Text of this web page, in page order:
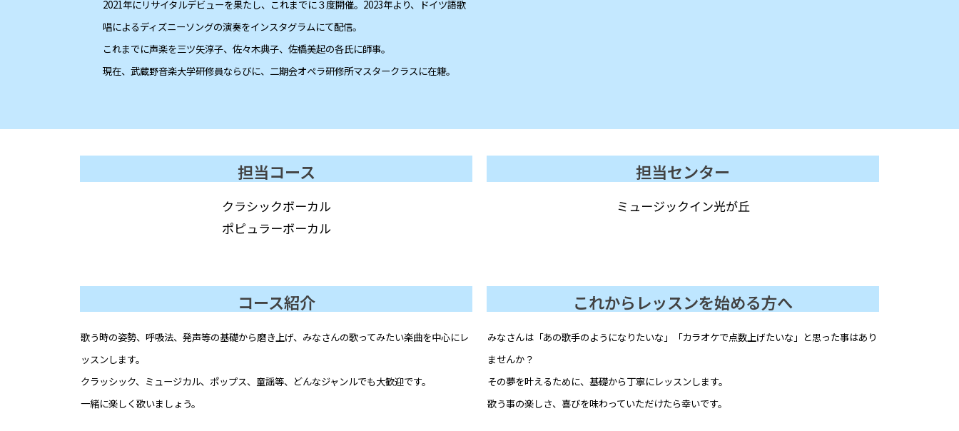
2021年にリサイタルデビューを果たし、これまでに３度開催。2023年より、ドイツ語歌
唱によるディズニーソングの演奏をインスタグラムにて配信。
これまでに声楽を三ツ矢淳子、佐々木典子、佐橋美起の各氏に師事。
現在、武蔵野音楽大学研修員ならびに、二期会オペラ研修所マスタークラスに在籍。
担当コース
クラシックボーカル
ポピュラーボーカル
担当センター
ミュージックイン光が丘
コース紹介
歌う時の姿勢、呼吸法、発声等の基礎から磨き上げ、みなさんの歌ってみたい楽曲を中心にレ
ッスンします。
クラッシック、ミュージカル、ポップス、童謡等、どんなジャンルでも大歓迎です。
一緒に楽しく歌いましょう。
これからレッスンを始める方へ
みなさんは「あの歌手のようになりたいな」「カラオケで点数上げたいな」と思った事はあり
ませんか？
その夢を叶えるために、基礎から丁寧にレッスンします。
歌う事の楽しさ、喜びを味わっていただけたら幸いです。